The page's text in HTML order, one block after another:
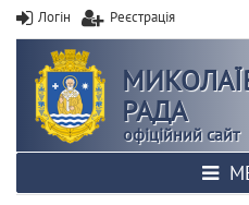
Логін Реєстрація
РАДА
офіційний сайт